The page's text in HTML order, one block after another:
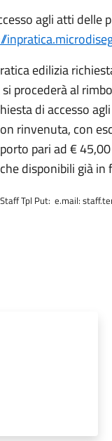
agli atti delle
edilizia
procederà al
di accesso
rinvenuta, con
pari ad €
disponibili già
Tpl Put: e.mail: